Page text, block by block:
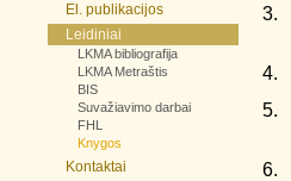
El. publikacijos
Leidiniai
LKMA bibliografija
LKMA Metraštis
BIS
Suvažiavimo darbai
FHL
Knygos
Kontaktai
3.
4.
5.
6.